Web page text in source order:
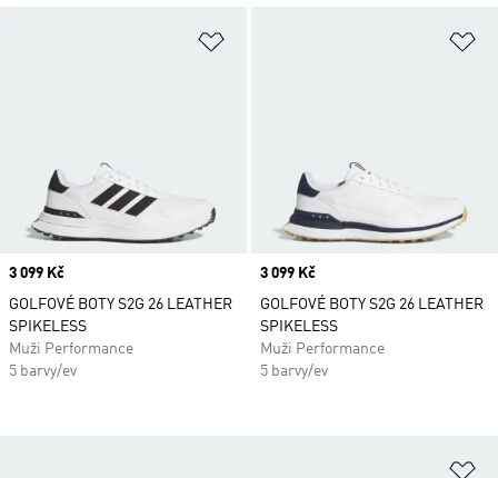
Price
3 099 Kč
GOLFOVÉ BOTY S2G 26 LEATHER
SPIKELESS
Muži Performance
5 barvy/ev
Price
3 099 Kč
GOLFOVÉ BOTY S2G 26 LEATHER
SPIKELESS
Muži Performance
5 barvy/ev